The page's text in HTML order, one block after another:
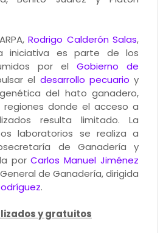
Rodrigo Calderón Salas,
iniciativa es parte de los
por elGobierno de
el desarrollo pecuario y
del hato ganadero,
donde el acceso a
resulta limitado. La
laboratorios se realiza a
de Ganadería y
porCarlos Manuel Jiménez
de Ganadería, dirigida
.
y gratuitos